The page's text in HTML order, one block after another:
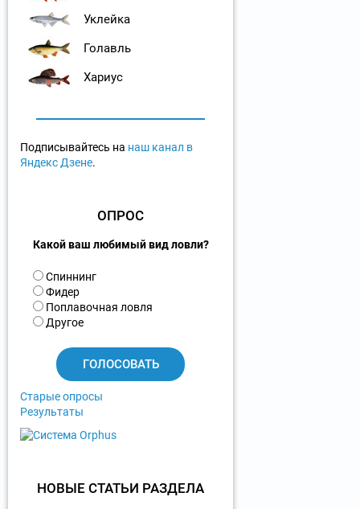
Уклейка
Голавль
Хариус
Подписывайтесь на наш канал в
Яндекс Дзене.
ОПРОС
Какой ваш любимый вид ловли?
В
а
р
и
Спиннинг
Фидер
Поплавочная ловля
Другое
Старые опросы
Результаты
НОВЫЕ СТАТЬИ РАЗДЕЛА